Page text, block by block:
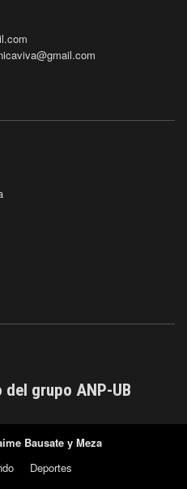
grupo ANP-UB
Bausate y Meza
Deportes